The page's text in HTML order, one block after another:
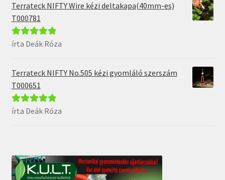
Terrateck NIFTY Wire kézi deltakapa(40mm-es)
T000781
Értékelés: 5/
írta Deák Róza
Terrateck NIFTY No.505 kézi gyomláló szerszám
T000651
Értékelés: 5/
írta Deák Róza